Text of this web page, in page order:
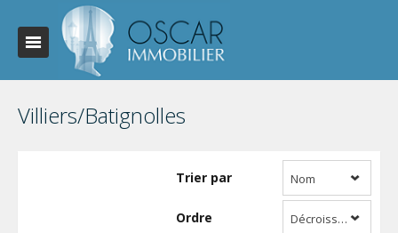
Villiers/Batignolles
Trier par Nom
Ordre Décroissant